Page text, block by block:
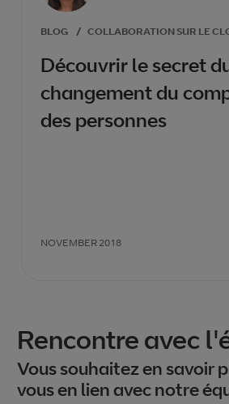
BLOG / COLLABORATION SUR LE
Découvrir le secret
changement du
des personnes
NOVEMBER 2018
Rencontre avec
Vous souhaitez en savoir
vous en lien avec notre